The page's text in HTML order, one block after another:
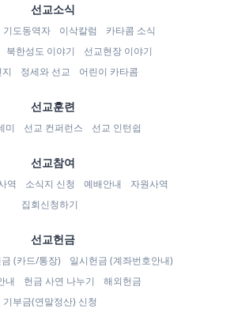
선교소식
기도동역자 이삭칼럼
카타콤 소식
북한성도 이야기
선교현장 이야기
정세와 선교 어린이 카타콤
선교훈련
미 선교 컨퍼런스 선교 인턴쉽
선교참여
역 소식지 신청 예배안내
자원사역
집회신청하기
선교헌금
(카드/통장)
일시헌금 (계좌번호안내)
내
헌금 사연 나누기
해외헌금
기부금(연말정산) 신청